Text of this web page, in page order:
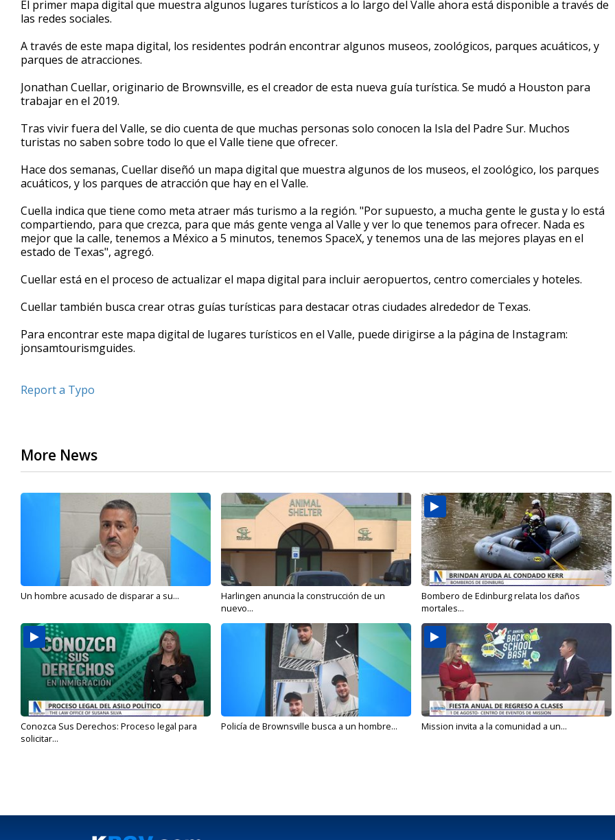
of
1
55
Volume
90%
El primer mapa digital que muestra algunos lugares turísticos a lo largo del Valle ahora está disponible a través de
las redes sociales.
A través de este mapa digital, los residentes podrán encontrar algunos museos, zoológicos, parques acuáticos, y
parques de atracciones.
Jonathan Cuellar, originario de Brownsville, es el creador de esta nueva guía turística. Se mudó a Houston para
trabajar en el 2019.
Tras vivir fuera del Valle, se dio cuenta de que muchas personas solo conocen la Isla del Padre Sur. Muchos
turistas no saben sobre todo lo que el Valle tiene que ofrecer.
Hace dos semanas, Cuellar diseñó un mapa digital que muestra algunos de los museos, el zoológico, los parques
acuáticos, y los parques de atracción que hay en el Valle.
Cuella indica que tiene como meta atraer más turismo a la región. "Por supuesto, a mucha gente le gusta y lo está
compartiendo, para que crezca, para que más gente venga al Valle y ver lo que tenemos para ofrecer. Nada es
mejor que la calle, tenemos a México a 5 minutos, tenemos SpaceX, y tenemos una de las mejores playas en el
estado de Texas", agregó.
Cuellar está en el proceso de actualizar el mapa digital para incluir aeropuertos, centro comerciales y hoteles.
Cuellar también busca crear otras guías turísticas para destacar otras ciudades alrededor de Texas.
Para encontrar este mapa digital de lugares turísticos en el Valle, puede dirigirse a la página de Instagram:
jonsamtourismguides.
Report a Typo
More News
Un hombre acusado de disparar a su...
Harlingen anuncia la construcción de un
nuevo...
Bombero de Edinburg relata los daños
mortales...
Conozca Sus Derechos: Proceso legal para
solicitar...
Policía de Brownsville busca a un hombre... Mission invita a la comunidad a un...